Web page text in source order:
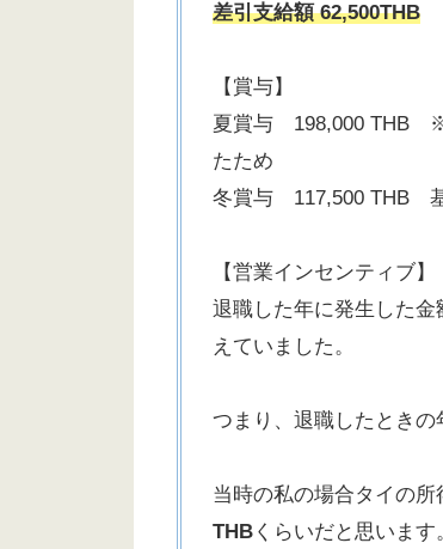
差引支給額 62,500THB
【賞与】
夏賞与 198,000 THB ※
たため
冬賞与 117,500 THB 基
【営業インセンティブ】
退職した年に発生した金
えていました。
つまり、退職したときの
当時の私の場合タイの所
THBくらいだと思います。